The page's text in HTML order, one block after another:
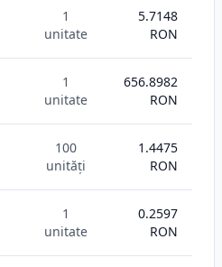
1
unitate
5.7148
RON
1
unitate
656.8982
RON
100
unități
1.4475
RON
1
unitate
0.2597
RON